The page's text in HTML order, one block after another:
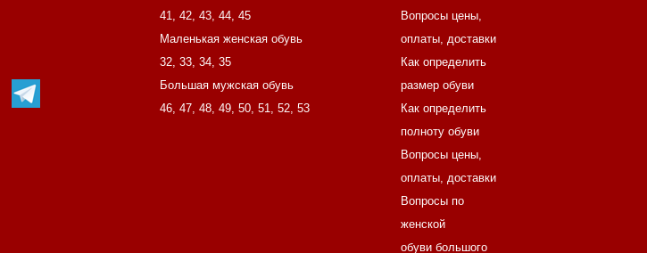
41, 42, 43, 44, 45
Маленькая женская обувь
32, 33, 34, 35
Большая мужская обувь
46, 47, 48, 49, 50, 51, 52, 53
Вопросы цены,
оплаты, доставки
Как определить
размер обуви
Как определить
полноту обуви
Вопросы цены,
оплаты, доставки
Вопросы по
женской
обуви большого